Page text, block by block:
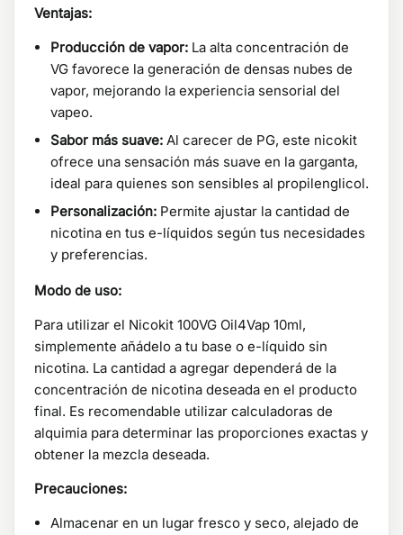
Ventajas:
Producción de vapor: La alta concentración de
VG favorece la generación de densas nubes de
vapor, mejorando la experiencia sensorial del
vapeo.
Sabor más suave: Al carecer de PG, este nicokit
ofrece una sensación más suave en la garganta,
ideal para quienes son sensibles al propilenglicol.
Personalización: Permite ajustar la cantidad de
nicotina en tus e-líquidos según tus necesidades
y preferencias.
Modo de uso:
Para utilizar el Nicokit 100VG Oil4Vap 10ml,
simplemente añádelo a tu base o e-líquido sin
nicotina. La cantidad a agregar dependerá de la
concentración de nicotina deseada en el producto
final. Es recomendable utilizar calculadoras de
alquimia para determinar las proporciones exactas y
obtener la mezcla deseada.
Precauciones:
Almacenar en un lugar fresco y seco, alejado de